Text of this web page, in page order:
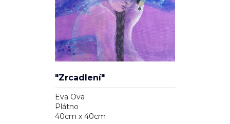
"Zrcadlení"
Eva Ova
Plátno
40cm x 40cm